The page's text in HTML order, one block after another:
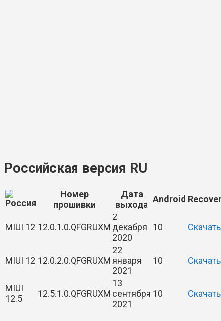
Российская версия RU
Номер
прошивки
Дата
выхода
Android
MIUI 12 12.0.1.0.QFGRUXM
2
декабря
2020
10 Скачать
MIUI 12 12.0.2.0.QFGRUXM
22
января
2021
10 Скачать
MIUI
12.5
12.5.1.0.QFGRUXM
13
сентября
2021
10 Скачать